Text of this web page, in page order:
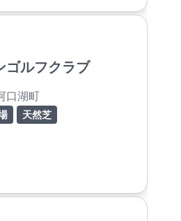
ゴルフクラブ
口湖町
天然芝